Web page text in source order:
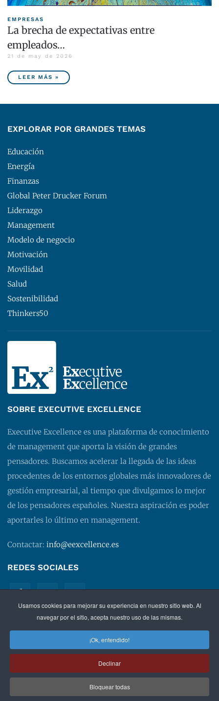
Usamos cookies para mejorar su experiencia en nuestro sitio web. Al
navegar por el sitio, acepta nuestro uso de las mismas.
¡Ok, entendido!
Declinar
Bloquear todas
EMPRESAS
La brecha de expectativas entre
empleados…
21 de may de 2026
LEER MÁS »
EXPLORAR POR GRANDES TEMAS
Educación
Energía
Finanzas
Global Peter Drucker Forum
Liderazgo
Management
Modelo de negocio
Motivación
Movilidad
Salud
Sostenibilidad
Thinkers50
SOBRE EXECUTIVE EXCELLENCE
Executive Excellence es una plataforma de conocimiento
de management que aporta la visión de grandes
pensadores. Buscamos acelerar la llegada de las ideas
procedentes de los entornos globales más innovadores de
gestión empresarial, al tiempo que divulgamos lo mejor
de los pensadores españoles. Nuestra aspiración es poder
aportarles lo último en management.
Contactar: info@eexcellence.es
REDES SOCIALES
©2026 EXECUTIVE EXCELLENCE.Managementpara
Política de privacidad|Aviso legal